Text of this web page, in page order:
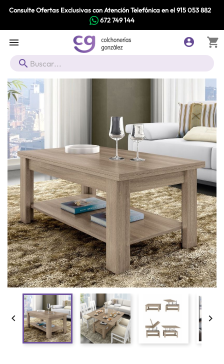
Consulte Ofertas Exclusivas con Atención Telefónica en el915 053 882
672 749 144
 shopping_cart


 